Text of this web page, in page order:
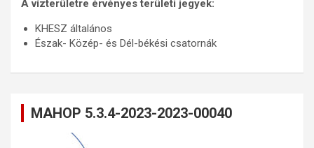
A vízterületre érvényes területi jegyek:
KHESZ általános
Észak- Közép- és Dél-békési csatornák
MAHOP 5.3.4-2023-2023-00040